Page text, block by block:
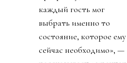
каждый гость мог
выбрать именно то
состояние, которое ему
сейчас необходимо», —